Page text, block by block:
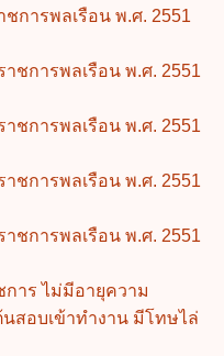
การพลเรือน พ.ศ. 2551
ชการพลเรือน พ.ศ. 2551
ชการพลเรือน พ.ศ. 2551
ชการพลเรือน พ.ศ. 2551
ชการพลเรือน พ.ศ. 2551
การ ไม่มีอายุความ
นสอบเข้าทำงาน มีโทษไล่